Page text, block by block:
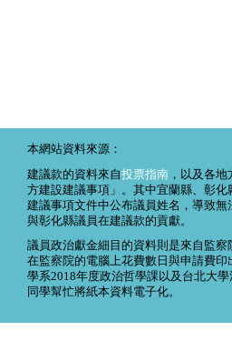
本網站資料來源：
建議款的資料來自投票指南 ，以及各
方建設建議事項」。其中宜蘭縣、彰
建議事項文件中公布議員姓名，導致
與彰化縣議員在建議款的貢獻。
議員政治獻金細目的資料則是來自監
在監察院的電腦上花費數日與申請費
學系2018年度政治哲學課以及台北大
同學幫忙將紙本資料電子化。